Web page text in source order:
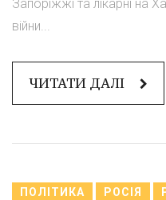
Запоріжжі та лікарні на
війни...
ЧИТАТИ ДАЛІ
ПОЛІТИКА РОСІЯ